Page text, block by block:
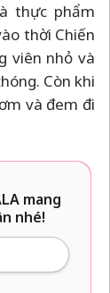
thực phẩm
thời Chiến
viên nhỏ và
Còn khi
và đem đi
mang
nhé!